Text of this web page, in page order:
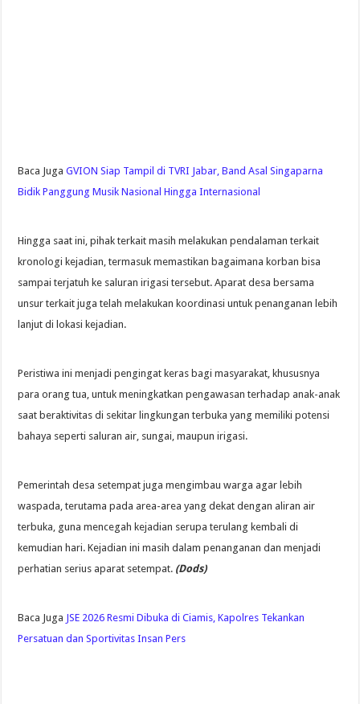
Baca JugaGVION Siap Tampil di TVRI Jabar, Band Asal Singaparna
Bidik Panggung Musik Nasional Hingga Internasional
Hingga saat ini, pihak terkait masih melakukan pendalaman terkait
kronologi kejadian, termasuk memastikan bagaimana korban bisa
sampai terjatuh ke saluran irigasi tersebut. Aparat desa bersama
unsur terkait juga telah melakukan koordinasi untuk penanganan lebih
lanjut di lokasi kejadian.
Peristiwa ini menjadi pengingat keras bagi masyarakat, khususnya
para orang tua, untuk meningkatkan pengawasan terhadap anak-anak
saat beraktivitas di sekitar lingkungan terbuka yang memiliki potensi
bahaya seperti saluran air, sungai, maupun irigasi.
Pemerintah desa setempat juga mengimbau warga agar lebih
waspada, terutama pada area-area yang dekat dengan aliran air
terbuka, guna mencegah kejadian serupa terulang kembali di
kemudian hari. Kejadian ini masih dalam penanganan dan menjadi
perhatian serius aparat setempat. (Dods)
Baca Juga JSE 2026 Resmi Dibuka di Ciamis, Kapolres Tekankan
Persatuan dan Sportivitas Insan Pers